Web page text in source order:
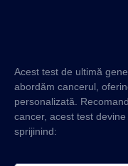
Acest test de ultimă
abordăm cancerul,
personalizată.
cancer, acest test
sprijinind: